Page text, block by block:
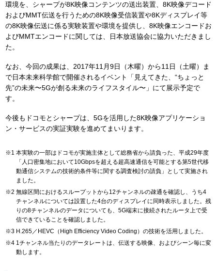
環境を、シャープが8K映像コンテンツの送出装置、8K映像デコード
およびMMT伝送を行うための8K映像受信装置や8Kディスプレイ等
の8K映像伝送に係る実験装置や環境を提供し、8K映像エンコードお
よびMMTエンコードに関しては、日本放送協会に協力いただきまし
た。
なお、今回の成果は、2017年11月9日（木曜）から11日（土曜）ま
で日本未来科学館で開催されるイベント「見えてきた、“ちょっと
先”の未来〜5Gが創る未来のライフスタイル〜」にて展示予定で
す。
今後もドコモとシャープは、5Gを活用した8K映像アプリケーショ
ン・サービスの実証実験を進めてまいります。
本実験の一部はドコモが実施主体として総務省から請負った、平成29年度
「人口密集地において10Gbpsを超える超高速通信を可能とする第5世代移
動通信システムの技術的条件等に関する調査検討の請負」として実施され
ました。
無線区間におけるスループットから12チャンネルの疎通を確認し、うち4
チャンネルについては設置した4台のディスプレイに同時表示しました。残
りの8チャンネルのデータについても、5G端末に接続されたルータ上で受
信できていることを確認しました。
H.265／HEVC（High Efficiency Video Coding）の技術を活用しました。
1チャンネル当たりのデータレートは、伝送する映像、およびシーン毎に変
動します。